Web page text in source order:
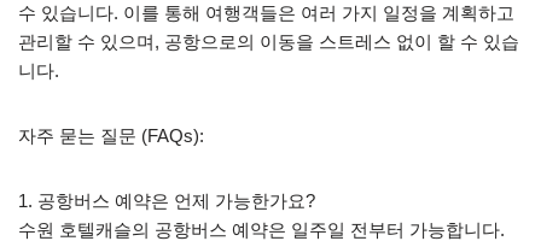
수 있습니다. 이를 통해 여행객들은 여러 가지 일정을 계획하고
관리할 수 있으며, 공항으로의 이동을 스트레스 없이 할 수 있습
니다.
자주 묻는 질문 (FAQs):
1. 공항버스 예약은 언제 가능한가요?
수원 호텔캐슬의 공항버스 예약은 일주일 전부터 가능합니다.